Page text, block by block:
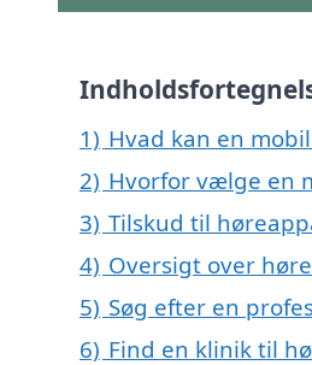
1) Hvad kan en
2) Hvorfor vælge en
3) Tilskud til
4) Oversigt over
5) Søg efter en
6) Find en klinik til